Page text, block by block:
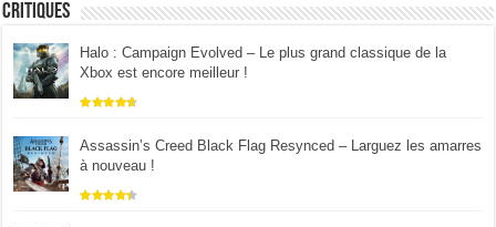
Critiques
Halo : Campaign Evolved – Le plus grand classique de la
Xbox est encore meilleur !
Assassin’s Creed Black Flag Resynced – Larguez les amarres
à nouveau !